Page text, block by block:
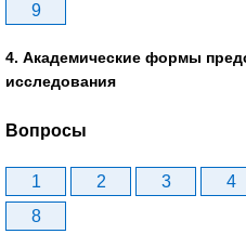
9
4. Академические формы
исследования
Вопросы
1 2 3 4
8